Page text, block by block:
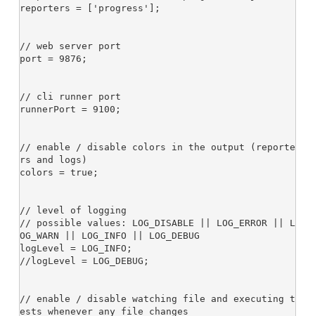
reporters = ['progress'];
// web server port
port = 9876;
// cli runner port
runnerPort = 9100;
// enable / disable colors in the output (reporte
rs and logs)
colors = true;
// level of logging
// possible values: LOG_DISABLE || LOG_ERROR || L
OG_WARN || LOG_INFO || LOG_DEBUG
logLevel = LOG_INFO;
//logLevel = LOG_DEBUG;
// enable / disable watching file and executing t
ests whenever any file changes